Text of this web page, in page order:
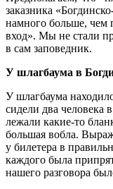
заказника
намного больше, чем
вход». Мы не стали
в сам заповедник.
У шлагбаума в
У шлагбаума
сидели два человека
лежали какие-то
большая вобла.
у билетера в
каждого была
нашего разговора